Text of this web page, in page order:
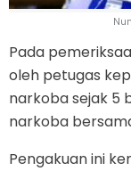
Pada
oleh petugas
narkoba sejak 5
narkoba
Pengakuan ini